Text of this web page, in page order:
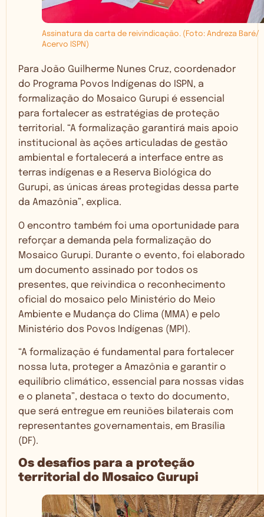
Assinatura da carta de reivindicação. (Foto: Andreza Baré/
Acervo ISPN)
Para João Guilherme Nunes Cruz, coordenador
do Programa Povos Indígenas do ISPN, a
formalização do Mosaico Gurupi é essencial
para fortalecer as estratégias de proteção
territorial. “A formalização garantirá mais apoio
institucional às ações articuladas de gestão
ambiental e fortalecerá a interface entre as
terras indígenas e a Reserva Biológica do
Gurupi, as únicas áreas protegidas dessa parte
da Amazônia”, explica.
O encontro também foi uma oportunidade para
reforçar a demanda pela formalização do
Mosaico Gurupi. Durante o evento, foi elaborado
um documento assinado por todos os
presentes, que reivindica o reconhecimento
oficial do mosaico pelo Ministério do Meio
Ambiente e Mudança do Clima (MMA) e pelo
Ministério dos Povos Indígenas (MPI).
“A formalização é fundamental para fortalecer
nossa luta, proteger a Amazônia e garantir o
equilíbrio climático, essencial para nossas vidas
e o planeta”, destaca o texto do documento,
que será entregue em reuniões bilaterais com
representantes governamentais, em Brasília
(DF).
Os desafios para a proteção
territorial do Mosaico Gurupi